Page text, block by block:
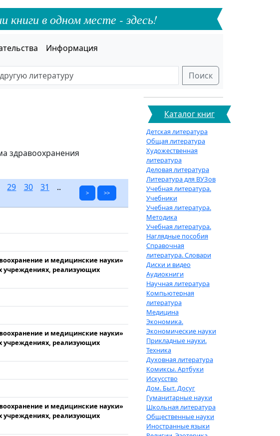
в одном месте - здесь!
Информация
Поиск
здравоохранения
29 30 31
..
> >>
и медицинские науки»
учреждениях, реализующих
и медицинские науки»
учреждениях, реализующих
и медицинские науки»
учреждениях, реализующих
Каталог книг
Детская литература
Общая литература
Художественная
литература
Деловая литература
Литература для ВУЗов
Учебная литература.
Учебники
Учебная литература.
Методика
Учебная литература.
Наглядные пособия
Справочная
литература. Словари
Диски и видео
Аудиокниги
Научная литература
Компьютерная
литература
Медицина
Экономика.
Экономические науки
Прикладные науки.
Техника
Духовная литература
Комиксы. Артбуки
Искусство
Дом. Быт. Досуг
Гуманитарные науки
Школьная литература
Общественные науки
Иностранные языки